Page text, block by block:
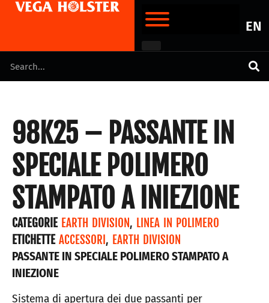
EN
98K25 – PASSANTE IN
SPECIALE POLIMERO
STAMPATO A INIEZIONE
CATEGORIE EARTH DIVISION, LINEA IN POLIMERO
ETICHETTE ACCESSORI , EARTH DIVISION
PASSANTE IN SPECIALE POLIMERO STAMPATO A
INIEZIONE
Sistema di apertura dei due passanti per